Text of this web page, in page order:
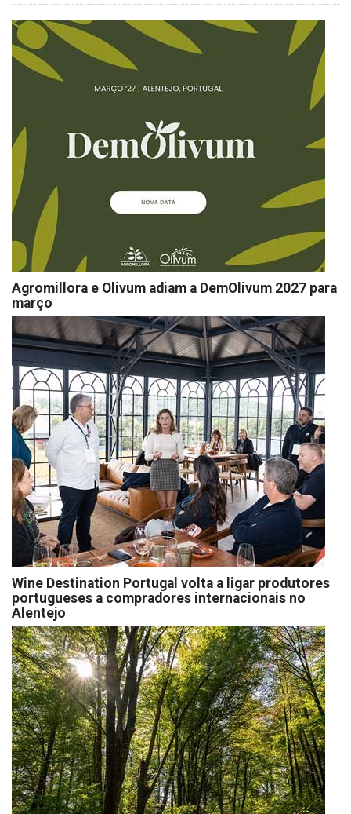
Agromillora e Olivum adiam a DemOlivum 2027 para
março
Wine Destination Portugal volta a ligar produtores
portugueses a compradores internacionais no
Alentejo